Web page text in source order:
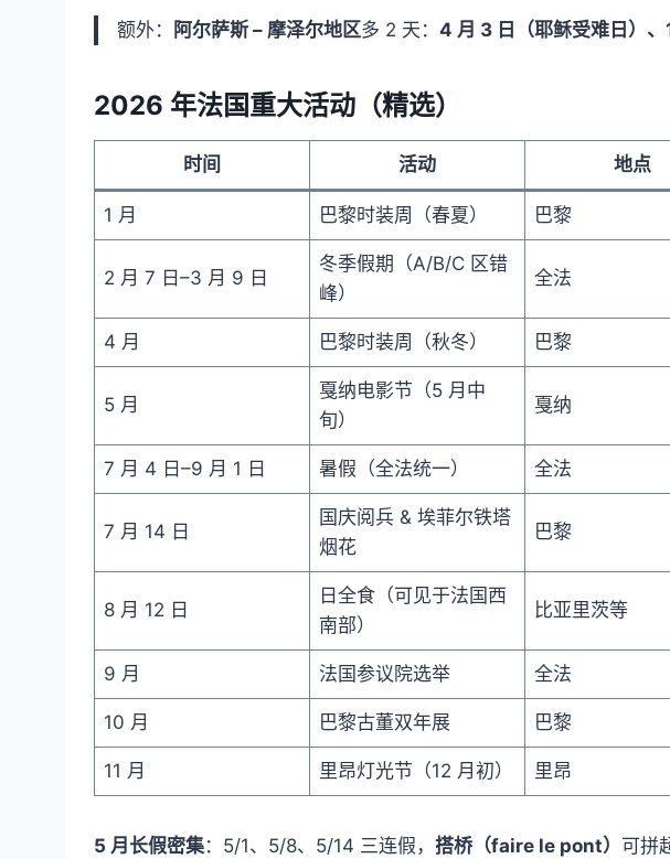
额外： 阿尔萨斯 – 摩泽尔地区多 2 天： 4 月 3 日（耶稣受难日）、
2026 年法国重大活动（精选）
时间 活动 地点
1 月 巴黎时装周（春夏） 巴黎
2 月 7 日–3 月 9 日
冬季假期（A/B/C 区错
峰）
全法
4 月 巴黎时装周（秋冬） 巴黎
5 月
戛纳电影节（5 月中
旬）
戛纳
7 月 4 日–9 月 1 日 暑假（全法统一） 全法
7 月 14 日
国庆阅兵 & 埃菲尔铁塔
烟花
巴黎
8 月 12 日
日全食（可见于法国西
南部）
比亚里茨等
9 月 法国参议院选举 全法
10 月 巴黎古董双年展 巴黎
11 月 里昂灯光节（12 月初） 里昂
5 月长假密集：5/1、5/8、5/14 三连假， 搭桥（faire le pont） 可拼